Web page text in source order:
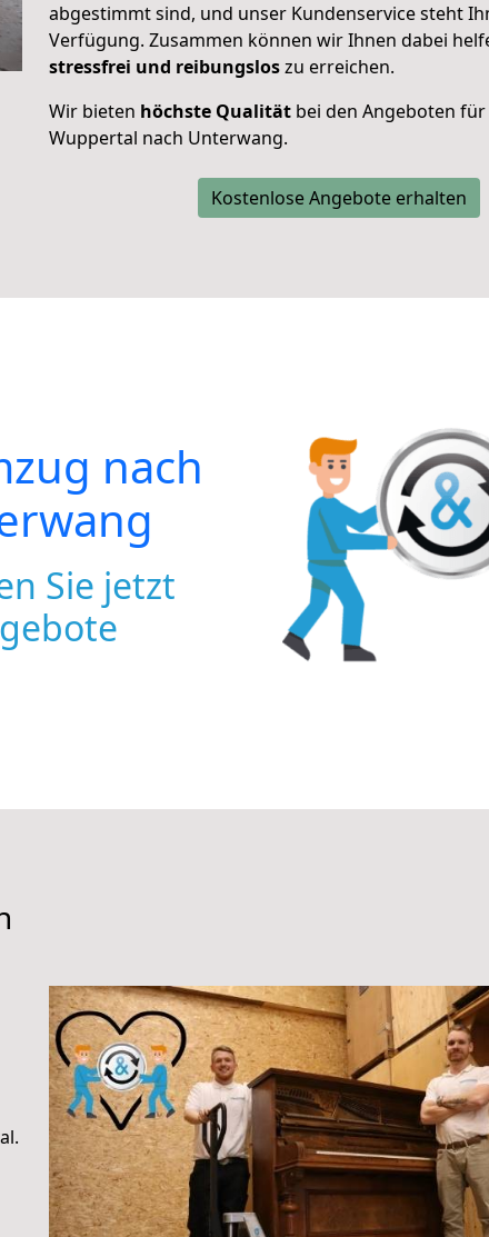
abgestimmt sind, und unser Kundenservice steht
Verfügung. Zusammen können wir Ihnen dabei
stressfrei und reibungsloszu erreichen.
Wir bieten höchste Qualität bei den Angeboten
Wuppertal nach Unterwang.
Kostenlose Angebote erhalten
nach
Sie jetzt